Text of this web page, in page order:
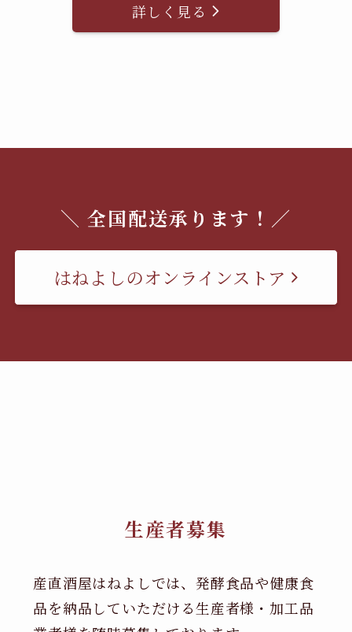
詳しく見る
＼ 全国配送承ります！／
はねよしのオンラインストア
生産者募集
産直酒屋はねよしでは、発酵食品や健康食
品を納品していただける生産者様・加工品